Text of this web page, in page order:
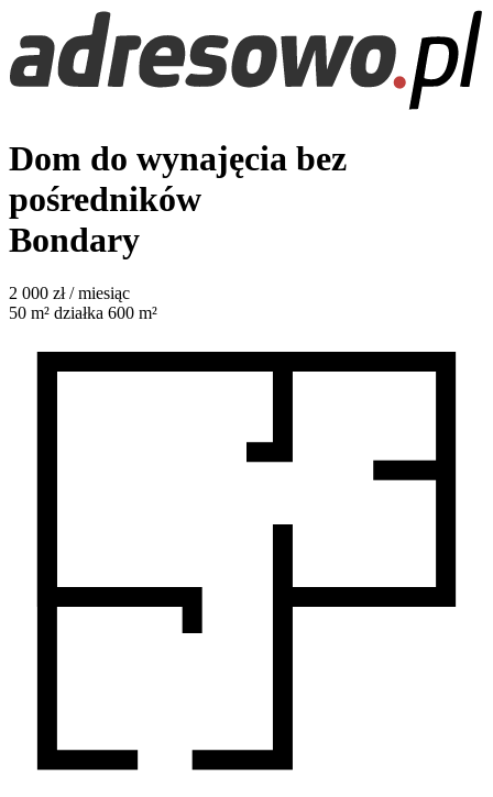
Dom do wynajęcia bez
pośredników
Bondary
2 000 zł / miesiąc
50 m² działka 600 m²